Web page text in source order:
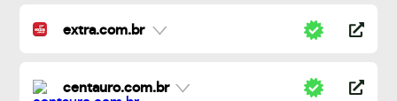
extra.com.br
centauro.com.br